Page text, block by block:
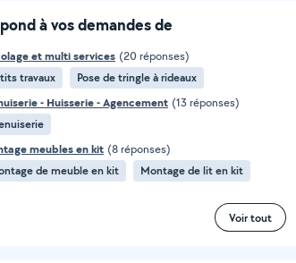
à vos demandes de
et multi services (20 réponses)
travaux
Pose de tringle à rideaux
- Huisserie - Agencement (13 réponses)
meubles en kit (8 réponses)
de meuble en kit
Montage de lit en kit
Voir tout